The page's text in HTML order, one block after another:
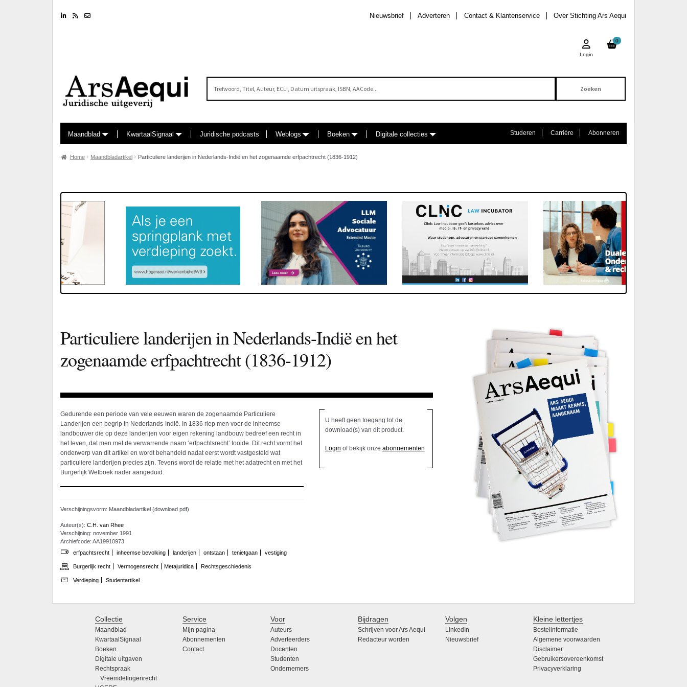
LinkedinRSS feed Over Stichting Ars Aequi
Contact & Klantenservice
Adverteren
Nieuwsbrief
0
Login
Maandblad KwartaalSignaal Juridische podcasts Weblogs Boeken Digitale collecties Studeren Carrière Abonneren
Home Maandbladartikel Particuliere landerijen in Nederlands-Indië en het zogenaamde erfpachtrecht (1836-1912)
Particuliere landerijen in Nederlands-Indië en het
zogenaamde erfpachtrecht (1836-1912)
Gedurende een periode van vele eeuwen waren de zogenaamde Particuliere
Landerijen een begrip in Nederlands-Indië. In 1836 riep men voor de inheemse
landbouwer die op deze landerijen voor eigen rekening landbouw bedreef een recht in
het leven, dat men met de verwarrende naam ‘erfpachtsrecht’ tooide. Dit recht vormt het
onderwerp van dit artikel en wordt behandeld nadat eerst wordt vastgesteld wat
particuliere landerijen precies zijn. Tevens wordt de relatie met het adatrecht en met het
Burgerlijk Wetboek nader aangeduid.
Verschijningsvorm: Maandbladartikel (download pdf)
Auteur(s): C.H. van Rhee
Verschijning: november 1991
Archiefcode: AA19910973
erfpachtsrecht
inheemse bevolking landerijen ontstaan tenietgaan vestiging
Burgerlijk recht Vermogensrecht Metajuridica Rechtsgeschiedenis
Verdieping Studentartikel
U heeft geen toegang tot de
download(s) van dit product.
Login of bekijk onze abonnementen
Collectie
Maandblad
KwartaalSignaal
Boeken
Digitale uitgaven
Rechtspraak
Vreemdelingenrecht
Service
Mijn pagina
Abonnementen
Contact
Voor
Auteurs
Adverteerders
Docenten
Studenten
Ondernemers
Bijdragen
Schrijven voor Ars Aequi
Redacteur worden
Volgen
LinkedIn
Nieuwsbrief
Kleine lettertjes
Bestelinformatie
Algemene voorwaarden
Disclaimer
Gebruikersovereenkomst
Privacyverklaring